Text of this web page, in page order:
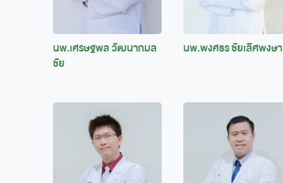
นพ.เศรษฐพล วัฒนากมล
ชัย
นพ.พงศธร ชัยเลิศพงษา